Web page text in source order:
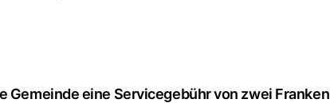
Gemeinde eine Servicegebühr von zwei Franken